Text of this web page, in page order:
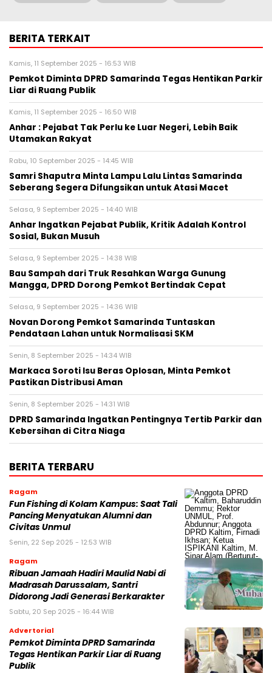
BERITA TERKAIT
Kamis, 11 September 2025 - 16:53 WIB
Pemkot Diminta DPRD Samarinda Tegas Hentikan Parkir
Liar di Ruang Publik
Kamis, 11 September 2025 - 16:50 WIB
Anhar : Pejabat Tak Perlu ke Luar Negeri, Lebih Baik
Utamakan Rakyat
Rabu, 10 September 2025 - 14:45 WIB
Samri Shaputra Minta Lampu Lalu Lintas Samarinda
Seberang Segera Difungsikan untuk Atasi Macet
Selasa, 9 September 2025 - 14:40 WIB
Anhar Ingatkan Pejabat Publik, Kritik Adalah Kontrol
Sosial, Bukan Musuh
Selasa, 9 September 2025 - 14:38 WIB
Bau Sampah dari Truk Resahkan Warga Gunung
Mangga, DPRD Dorong Pemkot Bertindak Cepat
Selasa, 9 September 2025 - 14:36 WIB
Novan Dorong Pemkot Samarinda Tuntaskan
Pendataan Lahan untuk Normalisasi SKM
Senin, 8 September 2025 - 14:34 WIB
Markaca Soroti Isu Beras Oplosan, Minta Pemkot
Pastikan Distribusi Aman
Senin, 8 September 2025 - 14:31 WIB
DPRD Samarinda Ingatkan Pentingnya Tertib Parkir dan
Kebersihan di Citra Niaga
BERITA TERBARU
Ragam
Fun Fishing di Kolam Kampus: Saat Tali
Pancing Menyatukan Alumni dan
Civitas Unmul
Senin, 22 Sep 2025 - 12:53 WIB
Ragam
Ribuan Jamaah Hadiri Maulid Nabi di
Madrasah Darussalam, Santri
Didorong Jadi Generasi Berkarakter
Sabtu, 20 Sep 2025 - 16:44 WIB
Advertorial
Pemkot Diminta DPRD Samarinda
Tegas Hentikan Parkir Liar di Ruang
Publik